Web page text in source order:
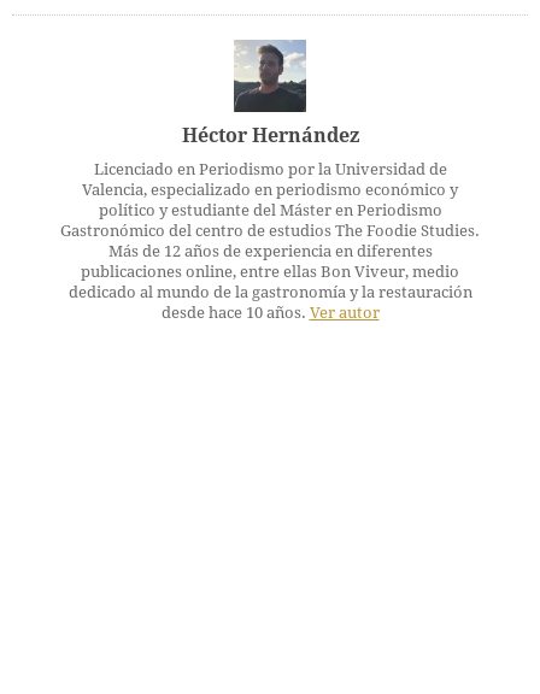
Héctor Hernández
Licenciado en Periodismo por la Universidad de
Valencia, especializado en periodismo económico y
político y estudiante del Máster en Periodismo
Gastronómico del centro de estudios The Foodie Studies.
Más de 12 años de experiencia en diferentes
publicaciones online, entre ellas Bon Viveur, medio
dedicado al mundo de la gastronomía y la restauración
desde hace 10 años. Ver autor